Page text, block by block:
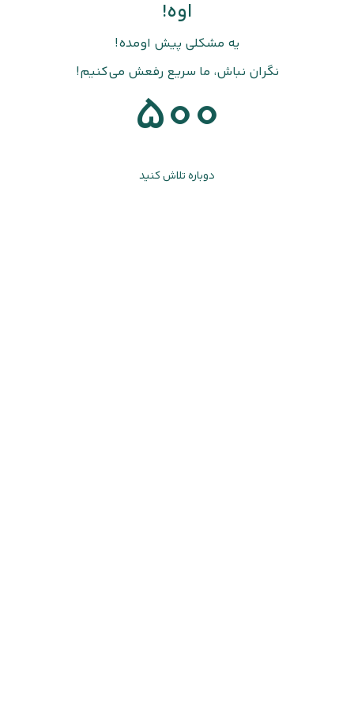
اوه!
یه مشکلی پیش اومده!
نگران نباش، ما سریع رفعش می‌کنیم!
500
دوباره تلاش کنید